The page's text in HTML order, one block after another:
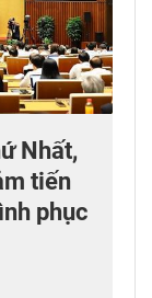
Nhất,
tiến
phục